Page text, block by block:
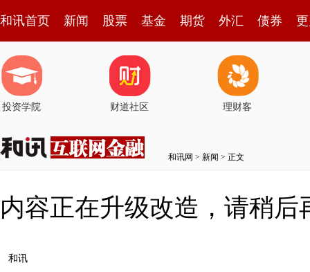
和讯首页 新闻 股票 基金 期货 外汇 债券
投资学院 财道社区 理财客
和讯网 > 新闻 > 正文
内容正在升级改造，请稍后
和讯